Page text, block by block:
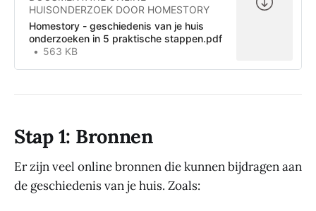
HUISONDERZOEK DOOR HOMESTORY
Homestory - geschiedenis van je huis
onderzoeken in 5 praktische stappen.pdf
563 KB
Stap 1: Bronnen
Er zijn veel online bronnen die kunnen bijdragen aan
de geschiedenis van je huis. Zoals: